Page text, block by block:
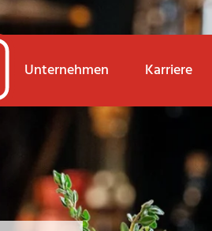
Unternehmen Karriere